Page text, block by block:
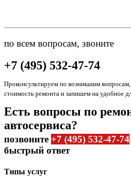
по всем вопросам, звоните
+7 (495) 532-47-74
Проконсультируем по возникшим
стоимость ремонта и запишем на удобное
Есть вопросы по
автосервиса?
позвоните +7 (495) 532-47-74
быстрый ответ
Типы услуг